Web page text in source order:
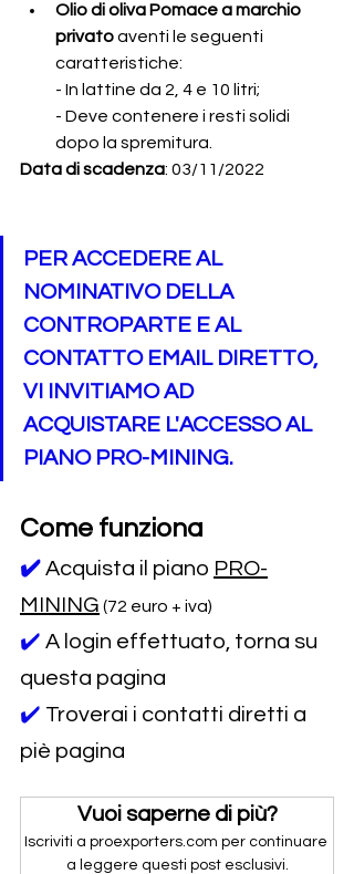
Olio di oliva Pomace a marchio
privato aventi le seguenti
caratteristiche:
- In lattine da 2, 4 e 10 litri;
- Deve contenere i resti solidi
dopo la spremitura.
Data di scadenza: 03/11/2022
PER ACCEDERE AL
NOMINATIVO DELLA
CONTROPARTE E AL
CONTATTO EMAIL DIRETTO,
VI INVITIAMO AD
ACQUISTARE L'ACCESSO AL
PIANO PRO-MINING.
Come funziona
✔️ Acquista il piano PRO-
MINING (72 euro + iva)
✔️ A login effettuato, torna su
questa pagina
✔️ Troverai i contatti diretti a
piè pagina
Vuoi saperne di più?
Iscriviti a proexporters.com per continuare
a leggere questi post esclusivi.